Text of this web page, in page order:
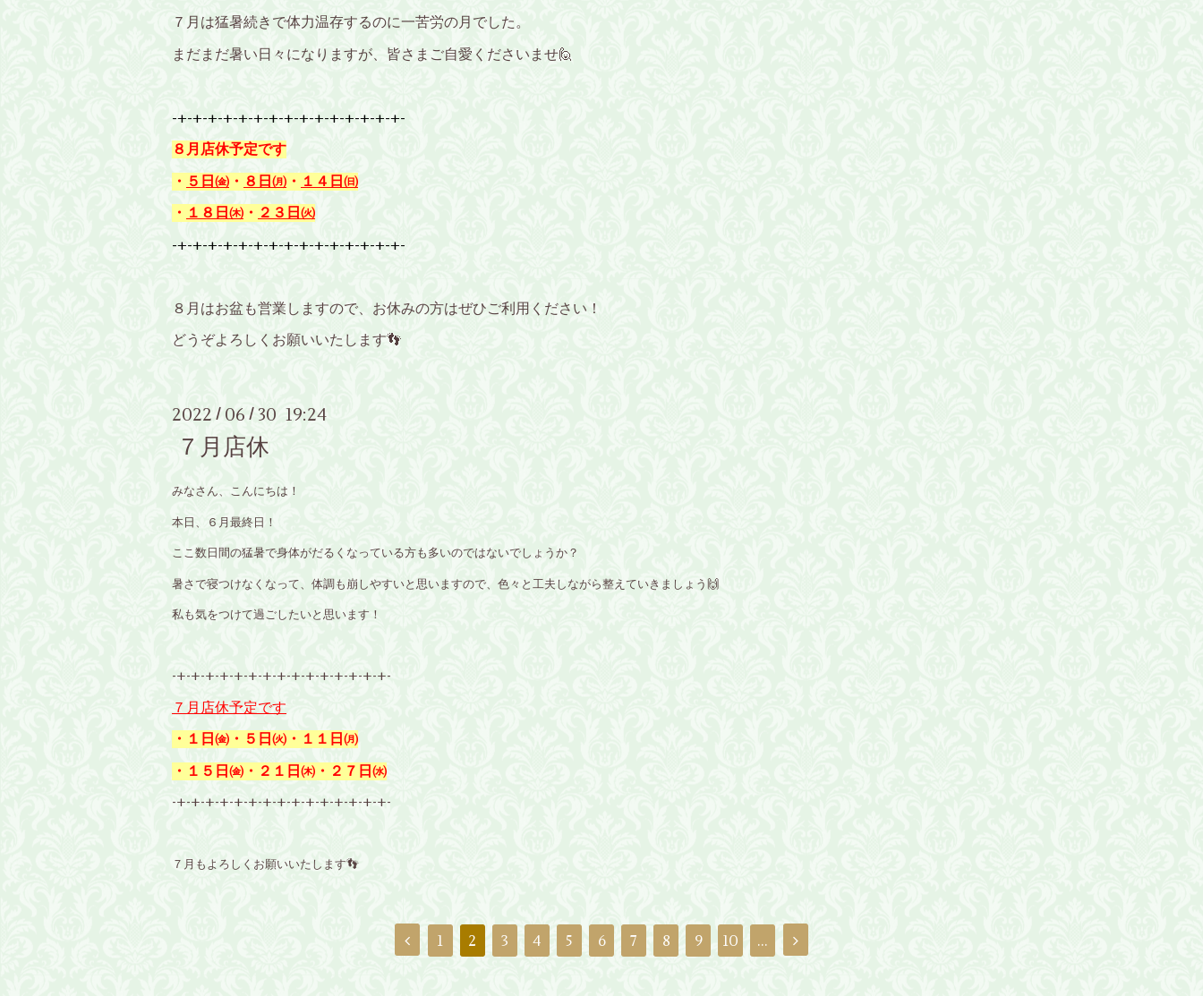
７月は猛暑続きで体力温存するのに一苦労の月でした。
まだまだ暑い日々になりますが、皆さまご自愛くださいませ🙋
-+-+-+-+-+-+-+-+-+-+-+-+-+-+-+-
８月店休予定です
・ ５日㈮ ・ ８日㈪ ・ １４日㈰
・ １８日㈭ ・ ２３日㈫
-+-+-+-+-+-+-+-+-+-+-+-+-+-+-+-
８月はお盆も営業しますので、お休みの方はぜひご利用ください！
どうぞよろしくお願いいたします👣
2022 / 06 / 30 19:24
７月店休
みなさん、こんにちは！
本日、６月最終日！
ここ数日間の猛暑で身体がだるくなっている方も多いのではないでしょうか？
暑さで寝つけなくなって、体調も崩しやすいと思いますので、色々と工夫しながら整えていきましょう🙌
私も気をつけて過ごしたいと思います！
-+-+-+-+-+-+-+-+-+-+-+-+-+-+-+-
７月店休予定です
・１日㈮・５日㈫・１１日㈪
・１５日㈮・２１日㈭・２７日㈬
-+-+-+-+-+-+-+-+-+-+-+-+-+-+-+-
７月もよろしくお願いいたします👣
1 2 3 4 5 6 7 8 9 10 ...